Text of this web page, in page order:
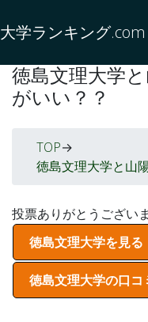
大学ランキング.com
徳島文理大学
がいい？？
TOP->
徳島文理大学と山
投票ありがとうござい
徳島文理大学を見る
徳島文理大学の口コ